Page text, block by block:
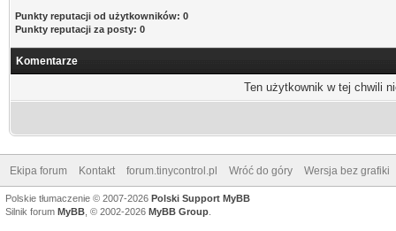
Punkty reputacji od użytkowników: 0
Punkty reputacji za posty: 0
Komentarze
Ten użytkownik w tej chwili
Ekipa forum Kontakt forum.tinycontrol.pl Wróć do góry Wersja bez grafiki
Polskie tłumaczenie © 2007-2026 Polski Support MyBB
Silnik forum MyBB , © 2002-2026 MyBB Group